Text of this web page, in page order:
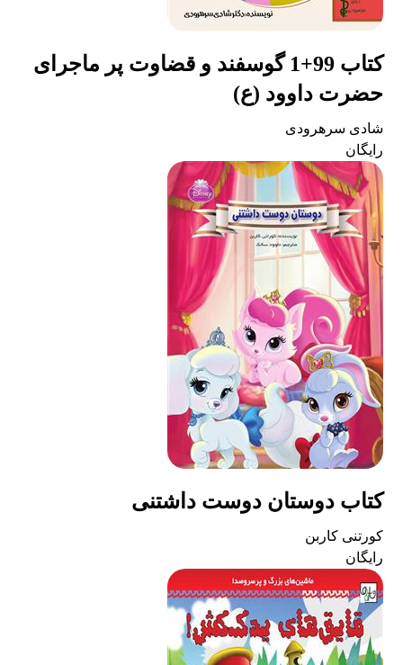
کتاب 99+1 گوسفند و قضاوت پر ماجرای
حضرت داوود (ع)
شادی سرهرودی
رایگان
کتاب دوستان دوست داشتنی
کورتنی کاربن
رایگان